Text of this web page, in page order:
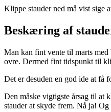
Klippe stauder ned må vist sige
Beskæring af
Man kan fint vente til marts med
ovre. Dermed fint tidspunkt til
Det er desuden en god ide at få
Den måske vigtigste årsag til at
stauder at skyde frem. Nå ja!